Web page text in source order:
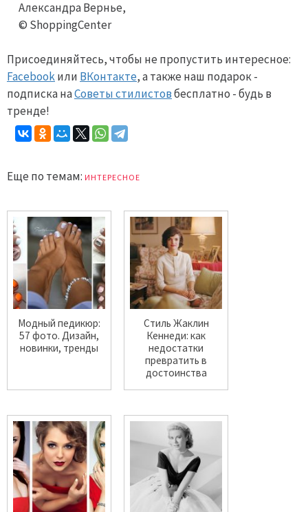
Александра Вернье,
© ShoppingCenter
Присоединяйтесь, чтобы не пропустить интересное:
Facebookили ВКонтакте, а также наш подарок -
подписка наСоветы стилистовбесплатно - будь в
тренде!
Еще по темам: ИНТЕРЕСНОЕ
Модный педикюр:
57 фото. Дизайн,
новинки, тренды
Стиль Жаклин
Кеннеди: как
недостатки
превратить в
достоинства